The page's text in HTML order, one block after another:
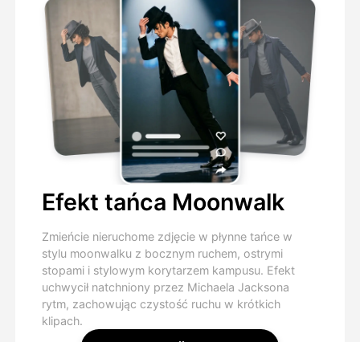
Efekt tańca Moonwalk
Zmieńcie nieruchome zdjęcie w płynne tańce w
stylu moonwalku z bocznym ruchem, ostrymi
stopami i stylowym korytarzem kampusu. Efekt
uchwycił natchniony przez Michaela Jacksona
rytm, zachowując czystość ruchu w krótkich
klipach.